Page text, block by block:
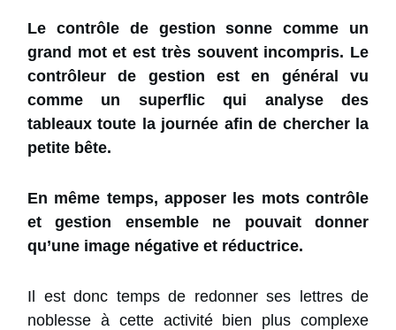
Le contrôle de gestion sonne comme un
grand mot et est très souvent incompris. Le
contrôleur de gestion est en général vu
comme un superflic qui analyse des
tableaux toute la journée afin de chercher la
petite bête.
En même temps, apposer les mots contrôle
et gestion ensemble ne pouvait donner
qu’une image négative et réductrice.
Il est donc temps de redonner ses lettres de
noblesse à cette activité bien plus complexe